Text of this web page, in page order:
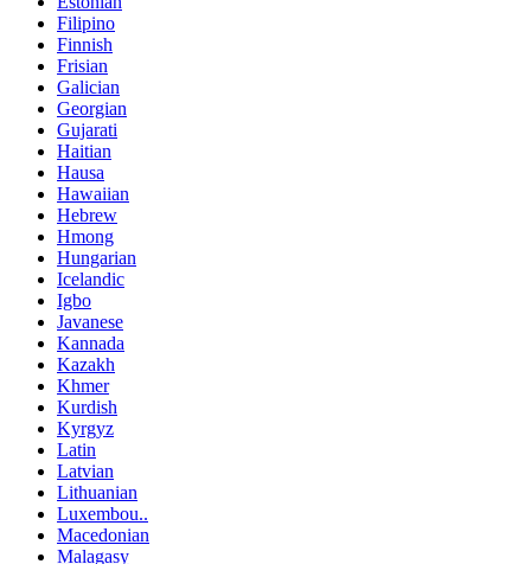
Filipino
Finnish
Frisian
Galician
Georgian
Gujarati
Haitian
Hausa
Hawaiian
Hebrew
Hmong
Hungarian
Icelandic
Igbo
Javanese
Kannada
Kazakh
Khmer
Kurdish
Kyrgyz
Latin
Latvian
Lithuanian
Luxembou..
Macedonian
Malagasy